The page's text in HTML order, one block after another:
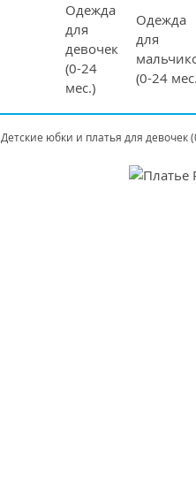
Одежда
для
девочек
(0-24
мес.)
Одежда
для
(0-24
Детские юбки и платья для девочек